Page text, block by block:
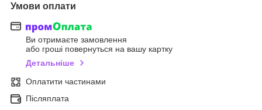
Умови оплати
Ви отримаєте замовлення
або гроші повернуться на вашу картку
Детальніше
Оплатити частинами
Післяплата